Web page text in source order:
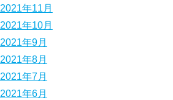
2021年11月
2021年10月
2021年9月
2021年8月
2021年7月
2021年6月